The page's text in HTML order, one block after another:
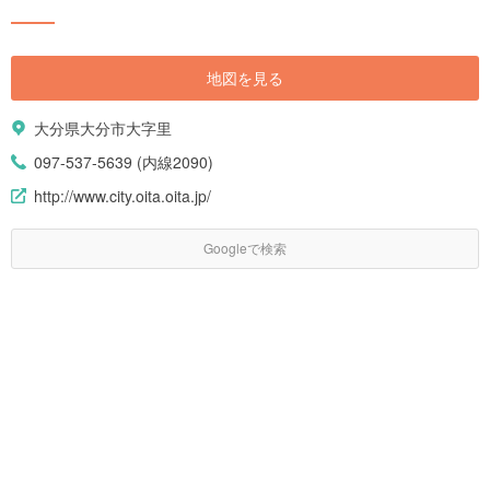
地図を見る
大分県大分市大字里
097-537-5639 (内線2090)
http://www.city.oita.oita.jp/
Googleで検索